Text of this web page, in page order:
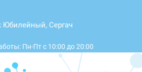
Юбилейный, Сергач
Пн-Пт с 10:00 до 20:00